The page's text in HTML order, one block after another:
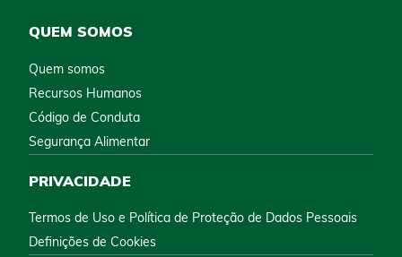
QUEM SOMOS
Quem somos
Recursos Humanos
Código de Conduta
Segurança Alimentar
PRIVACIDADE
Termos de Uso e Política de Proteção de Dados Pessoais
Definições de Cookies